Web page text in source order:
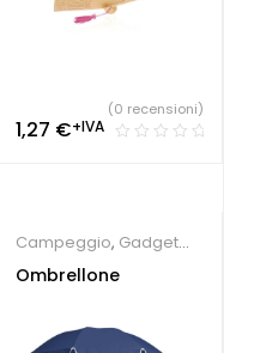
1,27 €+IVA
(0 recensioni)
Campeggio, Gadget
Estate,Ombrello
Ombrellone